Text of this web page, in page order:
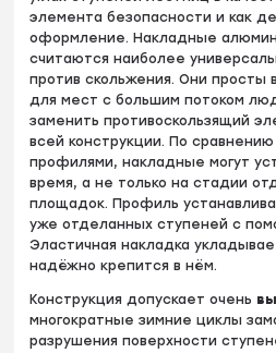
элемента безопасности и как
оформление. Накладные
считаются наиболее
против скольжения. Они просты
для мест с большим потоком
заменить противоскользящий
всей конструкции. По
профилями, накладные могут
время, а не только на стадии
площадок. Профиль
уже отделанных ступеней с
Эластичная накладка
надёжно крепится в нём.
Конструкция допускает очень
многократные зимние циклы
разрушения поверхности